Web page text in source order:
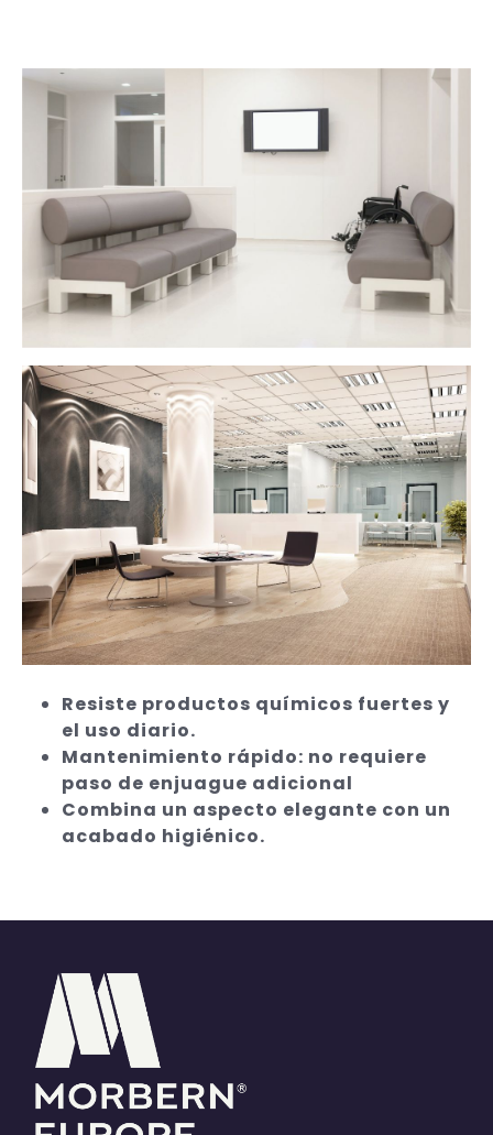
Resiste productos químicos fuertes y
el uso diario.
Mantenimiento rápido: no requiere
paso de enjuague adicional
Combina un aspecto elegante con un
acabado higiénico.